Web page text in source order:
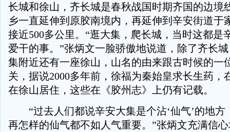
长城和徐山，齐长城是春秋战国时期齐国的边境
乡一直延伸到原胶南境内，再延伸到辛安街道于
接近500多公里。“逛大集，爬长城，当时这都是
爱干的事。”张炳文一脸骄傲地说道，除了齐长
集附近还有一座徐山，山名的由来跟古时候的一
关，据说2000多年前，徐福为秦始皇求长生药，
在徐山居住，这些在《胶州志》上仍有记载。
“过去人们都说辛安大集是个沾‘仙气’的地方
再怎样的仙气都不如人气重要。”张炳文充满信